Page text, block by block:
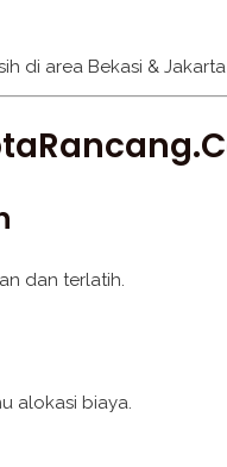
di area Bekasi &
dan terlatih.
alokasi biaya.